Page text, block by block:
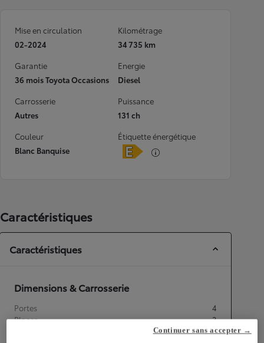
Mise en circulation
02-2024
Kilométrage
34 735 km
Garantie
36 mois Toyota Occasions
Energie
Diesel
Carrosserie
Autres
Puissance
131 ch
Couleur
Blanc Banquise
Étiquette énergétique
Caractéristiques
Caractéristiques
Dimensions & Carrosserie
Portes
4
Places
3
Continuer sans accepter →